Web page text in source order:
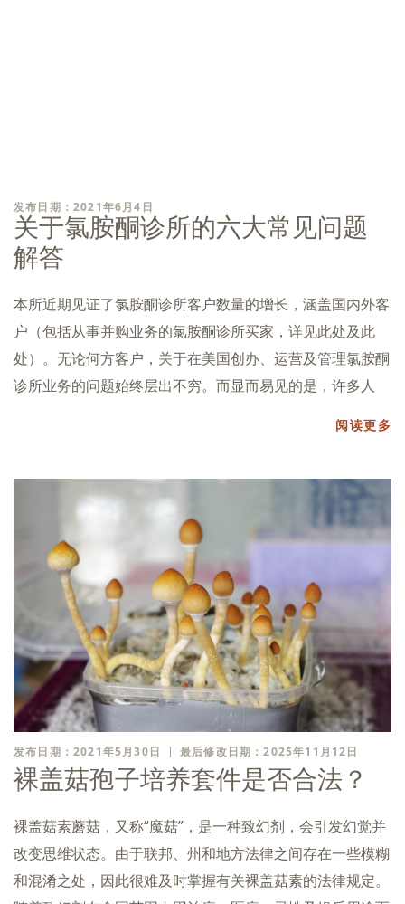
发布日期：2021年6月4日
关于氯胺酮诊所的六大常见问题
解答
本所近期见证了氯胺酮诊所客户数量的增长，涵盖国内外客
户（包括从事并购业务的氯胺酮诊所买家，详见此处及此
处）。无论何方客户，关于在美国创办、运营及管理氯胺酮
诊所业务的问题始终层出不穷。而显而易见的是，许多人
阅读更多
发布日期：2021年5月30日 最后修改日期：2025年11月12日
裸盖菇孢子培养套件是否合法？
裸盖菇素蘑菇，又称“魔菇”，是一种致幻剂，会引发幻觉并
改变思维状态。由于联邦、州和地方法律之间存在一些模糊
和混淆之处，因此很难及时掌握有关裸盖菇素的法律规定。